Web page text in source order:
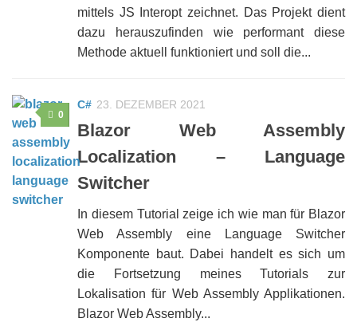
mittels JS Interopt zeichnet. Das Projekt dient
dazu herauszufinden wie performant diese
Methode aktuell funktioniert und soll die...
0
C# 23. DEZEMBER 2021
Blazor Web Assembly
Localization – Language
Switcher
In diesem Tutorial zeige ich wie man für Blazor
Web Assembly eine Language Switcher
Komponente baut. Dabei handelt es sich um
die Fortsetzung meines Tutorials zur
Lokalisation für Web Assembly Applikationen.
Blazor Web Assembly...